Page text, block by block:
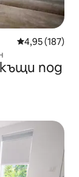
Средна
4,95 (187)
под